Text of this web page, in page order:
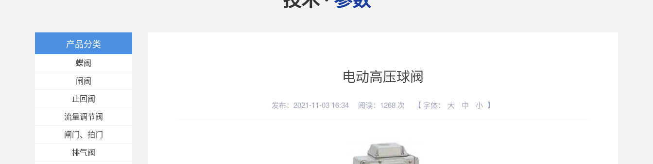
产品分类
蝶阀
闸阀
止回阀
流量调节阀
闸门、拍门
排气阀
电动高压球阀
发布：2021-11-03 16:34 阅读：1268 次 【 字体： 大 中 小 】